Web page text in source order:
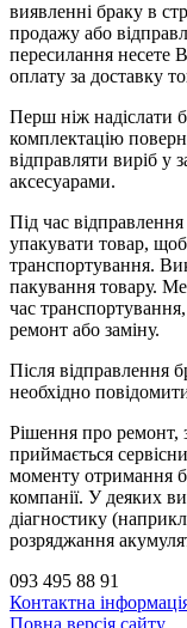
виявленні браку в
продажу або
пересилання несете
оплату за доставку
Перш ніж надіслати
комплектацію
відправляти виріб у
аксесуарами.
Під час
упакувати товар,
транспортування.
пакування товару.
час
ремонт або заміну.
Після відправлення
необхідно
Рішення про ремонт,
приймається
моменту отримання
компанії. У деяких
діагностику
розряджання
093 495 88 91
Контактна
Повна версія сайту